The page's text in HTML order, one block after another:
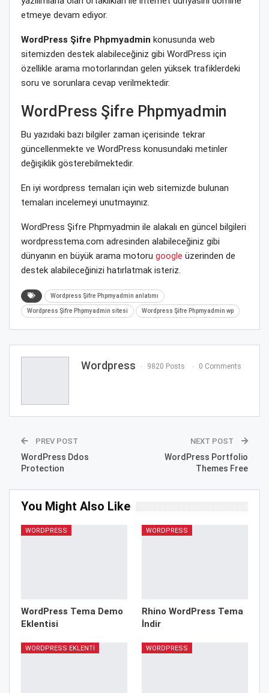
etmeye devam ediyor.
WordPress Şifre Phpmyadmin konusunda web
sitemizden destek alabileceğiniz gibi WordPress için
özellikle arama motorlarından gelen yüksek trafiklerdeki
soru ve sorunlara cevap verilmektedir.
WordPress Şifre Phpmyadmin
Bu yazıdaki bazı bilgiler zaman içerisinde tekrar
güncellenmekte ve WordPress konusundaki metinler
değişiklik gösterebilmektedir.
En iyi wordpress temaları için web sitemizde bulunan
temaları incelemeyi unutmayınız.
WordPress Şifre Phpmyadmin ile alakalı en güncel bilgileri
wordpresstema.com adresinden alabileceğiniz gibi
dünyanın en büyük arama motoru google üzerinden de
destek alabileceğinizi hatırlatmak isteriz.
Wordpress Şifre Phpmyadmin anlatımı
Wordpress Şifre Phpmyadmin sitesi Wordpress Şifre Phpmyadmin wp
Wordpress 9820 Posts 0 Comments
PREV POST
WordPress Ddos
Protection
NEXT POST
WordPress Portfolio
Themes Free
You Might Also Like
WORDPRESS
WordPress Tema Demo
Eklentisi
WORDPRESS
Rhino WordPress Tema
İndir
WORDPRESS EKLENTI WORDPRESS